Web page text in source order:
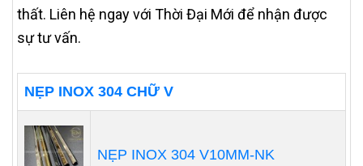
thất. Liên hệ ngay với Thời Đại Mới để nhận được
sự tư vấn.
NẸP INOX 304 CHỮ V
NẸP INOX 304 V10MM-NK